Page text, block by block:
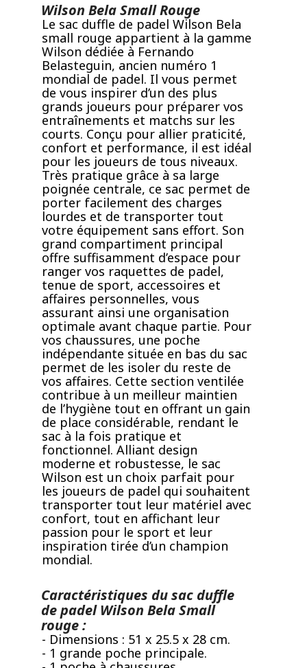
Wilson Bela Small Rouge
Le sac duffle de padel Wilson Bela
small rouge appartient à la gamme
Wilson dédiée à Fernando
Belasteguin, ancien numéro 1
mondial de padel. Il vous permet
de vous inspirer d’un des plus
grands joueurs pour préparer vos
entraînements et matchs sur les
courts. Conçu pour allier praticité,
confort et performance, il est idéal
pour les joueurs de tous niveaux.
Très pratique grâce à sa large
poignée centrale, ce sac permet de
porter facilement des charges
lourdes et de transporter tout
votre équipement sans effort. Son
grand compartiment principal
offre suffisamment d’espace pour
ranger vos raquettes de padel,
tenue de sport, accessoires et
affaires personnelles, vous
assurant ainsi une organisation
optimale avant chaque partie. Pour
vos chaussures, une poche
indépendante située en bas du sac
permet de les isoler du reste de
vos affaires. Cette section ventilée
contribue à un meilleur maintien
de l’hygiène tout en offrant un gain
de place considérable, rendant le
sac à la fois pratique et
fonctionnel. Alliant design
moderne et robustesse, le sac
Wilson est un choix parfait pour
les joueurs de padel qui souhaitent
transporter tout leur matériel avec
confort, tout en affichant leur
passion pour le sport et leur
inspiration tirée d’un champion
mondial.
Caractéristiques du sac duffle
de padel Wilson Bela Small
rouge :
- Dimensions : 51 x 25.5 x 28 cm.
- 1 grande poche principale.